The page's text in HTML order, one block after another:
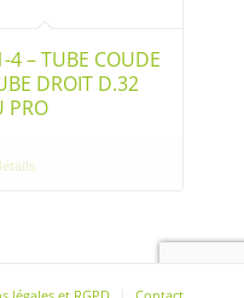
4 – TUBE COUDE
DROIT D.32
PRO